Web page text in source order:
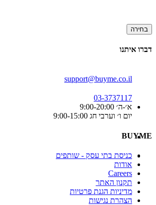
בחירה
דברו איתנו
support@buyme.co.il
03-3737117
א׳-ה׳ 9:00-20:00
יום ו׳ וערבי חג 9:00-15:00
BUYME
כניסת בתי עסק - שותפים
אודות
Careers
תקנון האתר
מדיניות הגנת פרטיות
הצהרת נגישות